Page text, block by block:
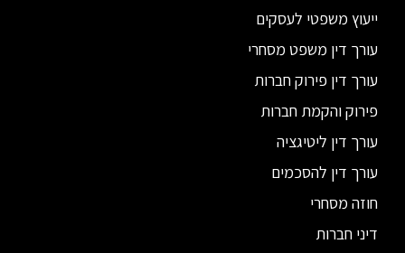
ייעוץ משפטי לעסקים
עורך דין משפט מסחרי
עורך דין פירוק חברות
פירוק והקמת חברות
עורך דין ליטיגציה
עורך דין להסכמים
חוזה מסחרי
דיני חברות